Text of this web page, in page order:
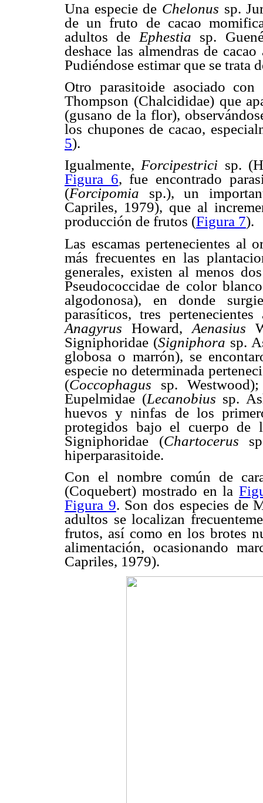
Una especie de Chelonus sp.
de un fruto de cacao
adultos de Ephestia sp.
deshace las almendras de
Pudiéndose estimar que se trata
Otro parasitoide asociado
Thompson (Chalcididae) que
(gusano de la flor),
los chupones de cacao,
5).
Igualmente,Forcipestrici sp.
Figura 6, fue encontrado
(Forcipomia sp.), un
Capriles, 1979), que al
producción de frutos (Figura 7).
Las escamas pertenecientes al
más frecuentes en las
generales, existen al menos
Pseudococcidae de color
algodonosa), en donde
parasíticos, tres
Anagyrus Howard, Aenasius
Signiphoridae (Signiphora sp.
globosa o marrón), se
especie no determinada
(Coccophagus sp.
Eupelmidae (Lecanobius sp.
huevos y ninfas de los
protegidos bajo el cuerpo de
Signiphoridae (Chartocerus
hiperparasitoide.
Con el nombre común de
(Coquebert) mostrado en la
Figura 9. Son dos especies de
adultos se localizan
frutos, así como en los brotes
alimentación, ocasionando
Capriles, 1979).